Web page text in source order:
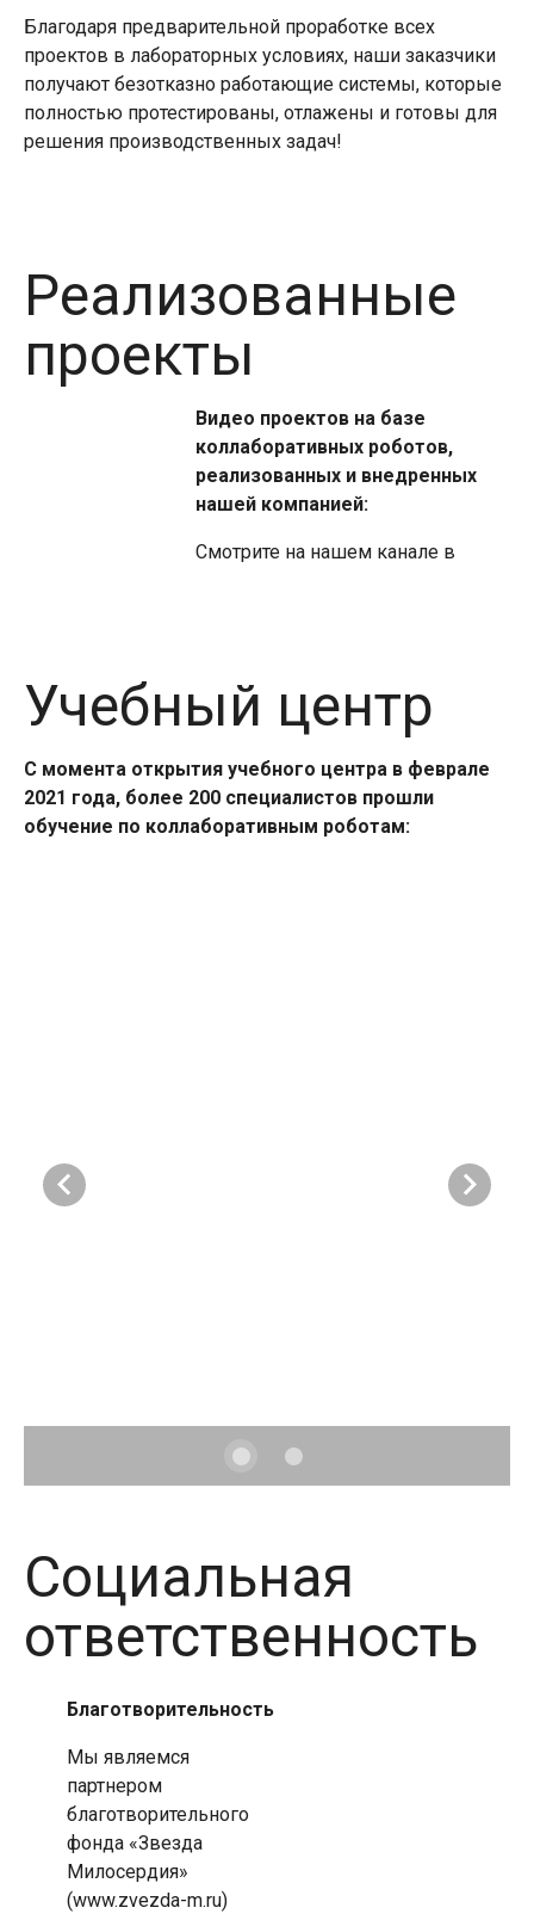
Благодаря предварительной проработке всех
проектов в лабораторных условиях, наши заказчики
получают безотказно работающие системы, которые
полностью протестированы, отлажены и готовы для
решения производственных задач!
Реализованные
проекты
Видео проектов на базе
коллаборативных роботов,
реализованных и внедренных
нашей компанией:
Смотрите на нашем канале в
Учебный центр
С момента открытия учебного центра в феврале
2021 года, более 200 специалистов прошли
обучение по коллаборативным роботам:
Социальная
ответственность
Благотворительность
Мы являемся
партнером
благотворительного
фонда «Звезда
Милосердия»
(www.zvezda-m.ru)